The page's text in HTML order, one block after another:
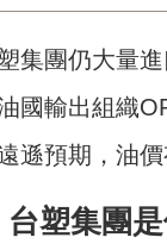
集團仍大量
國輸出組織
遜預期，油
塑集團